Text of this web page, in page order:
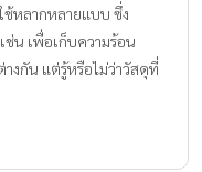
ช้หลากหลายแบบ ซึ่ง
น เพื่อเก็บความร้อน
งกัน แต่รู้หรือไม่ว่าวัสดุที่